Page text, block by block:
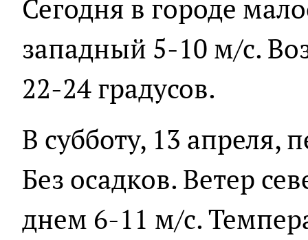
Сегодня в городе
западный 5-10 м/с.
22-24 градусов.
В субботу, 13 апреля,
Без осадков. Ветер
днем 6-11 м/с.